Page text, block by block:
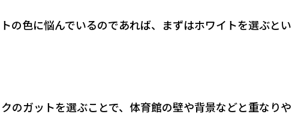
の色に悩んでいるのであれば、まずはホワイトを選ぶとい
のガットを選ぶことで、体育館の壁や背景などと重なりや